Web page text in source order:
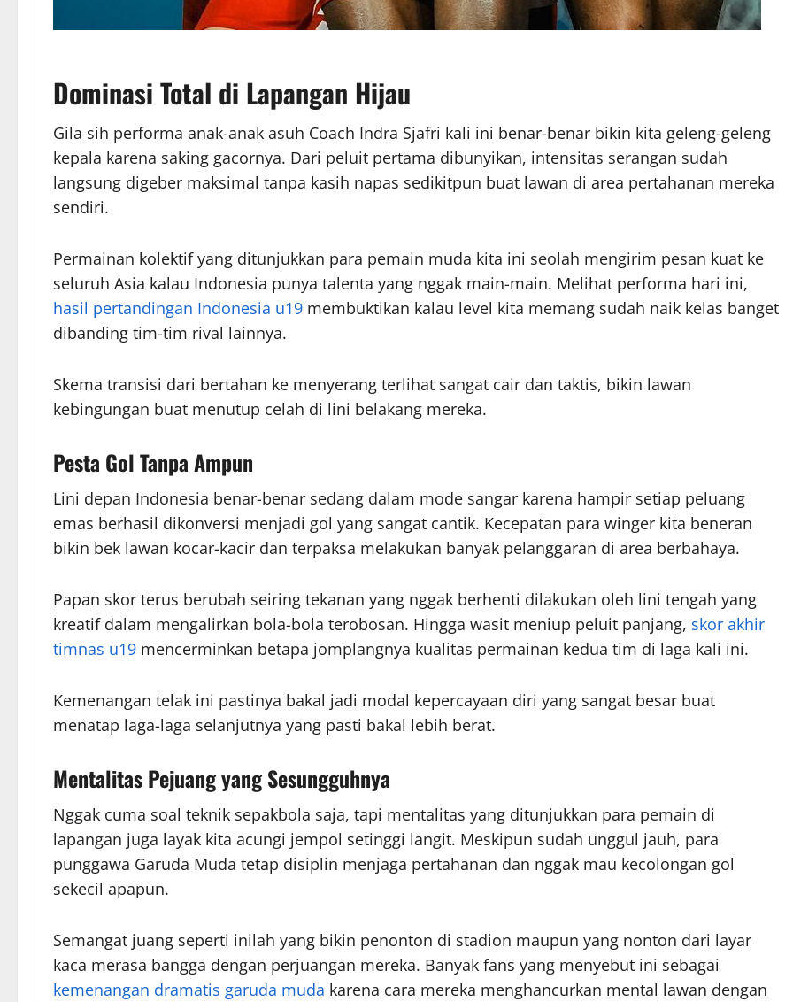
Dominasi Total di Lapangan Hijau
Gila sih performa anak-anak asuh Coach Indra Sjafri kali ini benar-benar bikin kita geleng-geleng
kepala karena saking gacornya. Dari peluit pertama dibunyikan, intensitas serangan sudah
langsung digeber maksimal tanpa kasih napas sedikitpun buat lawan di area pertahanan mereka
sendiri.
Permainan kolektif yang ditunjukkan para pemain muda kita ini seolah mengirim pesan kuat ke
seluruh Asia kalau Indonesia punya talenta yang nggak main-main. Melihat performa hari ini,
hasil pertandingan Indonesia u19 membuktikan kalau level kita memang sudah naik kelas banget
dibanding tim-tim rival lainnya.
Skema transisi dari bertahan ke menyerang terlihat sangat cair dan taktis, bikin lawan
kebingungan buat menutup celah di lini belakang mereka.
Pesta Gol Tanpa Ampun
Lini depan Indonesia benar-benar sedang dalam mode sangar karena hampir setiap peluang
emas berhasil dikonversi menjadi gol yang sangat cantik. Kecepatan para winger kita beneran
bikin bek lawan kocar-kacir dan terpaksa melakukan banyak pelanggaran di area berbahaya.
Papan skor terus berubah seiring tekanan yang nggak berhenti dilakukan oleh lini tengah yang
kreatif dalam mengalirkan bola-bola terobosan. Hingga wasit meniup peluit panjang, skor akhir
timnas u19 mencerminkan betapa jomplangnya kualitas permainan kedua tim di laga kali ini.
Kemenangan telak ini pastinya bakal jadi modal kepercayaan diri yang sangat besar buat
menatap laga-laga selanjutnya yang pasti bakal lebih berat.
Mentalitas Pejuang yang Sesungguhnya
Nggak cuma soal teknik sepakbola saja, tapi mentalitas yang ditunjukkan para pemain di
lapangan juga layak kita acungi jempol setinggi langit. Meskipun sudah unggul jauh, para
punggawa Garuda Muda tetap disiplin menjaga pertahanan dan nggak mau kecolongan gol
sekecil apapun.
Semangat juang seperti inilah yang bikin penonton di stadion maupun yang nonton dari layar
kaca merasa bangga dengan perjuangan mereka. Banyak fans yang menyebut ini sebagai
kemenangan dramatis garuda muda karena cara mereka menghancurkan mental lawan dengan